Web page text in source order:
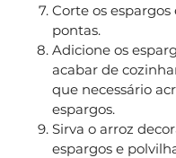
Corte os
pontas.
Adicione os
acabar de
que necessário
espargos.
Sirva o arroz
espargos e